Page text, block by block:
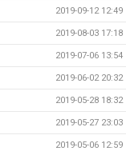
2019-09-12 12:49
2019-08-03 17:18
2019-07-06 13:54
2019-06-02 20:32
2019-05-28 18:32
2019-05-27 23:03
2019-05-06 12:59